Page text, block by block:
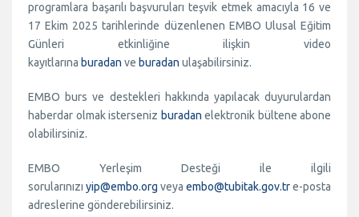
programlara başarılı başvuruları teşvik etmek amacıyla 16 ve
17 Ekim 2025 tarihlerinde düzenlenen EMBO Ulusal Eğitim
Günleri etkinliğine ilişkin video
kayıtlarına buradan ve buradan ulaşabilirsiniz.
EMBO burs ve destekleri hakkında yapılacak duyurulardan
haberdar olmak isterseniz buradan elektronik bültene abone
olabilirsiniz.
EMBO Yerleşim Desteği ile ilgili
sorularınızı yip@embo.org veya embo@tubitak.gov.tre-posta
adreslerine gönderebilirsiniz.